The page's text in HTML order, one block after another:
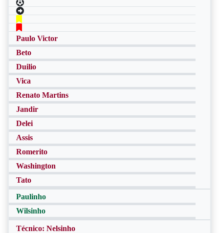
Paulo Victor
Beto
Duilio
Vica
Renato Martins
Jandir
Delei
Assis
Romerito
Washington
Tato
Paulinho
Wilsinho
Técnico: Nelsinho